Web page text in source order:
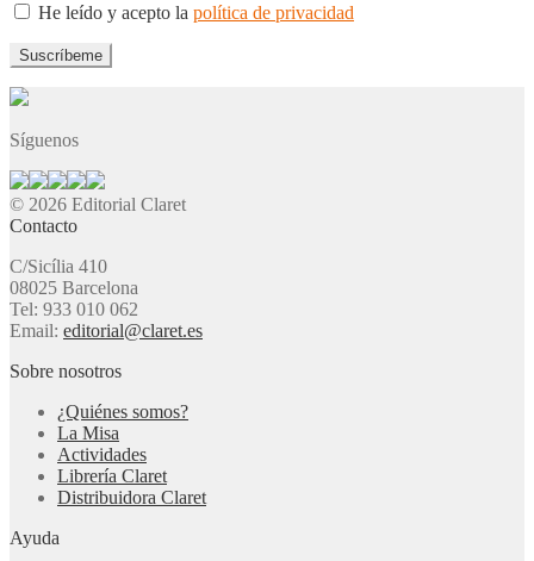
He leído y acepto la política de privacidad
Síguenos
© 2026 Editorial Claret
Contacto
C/Sicília 410
08025 Barcelona
Tel: 933 010 062
Email: editorial@claret.es
Sobre nosotros
¿Quiénes somos?
La Misa
Actividades
Librería Claret
Distribuidora Claret
Ayuda